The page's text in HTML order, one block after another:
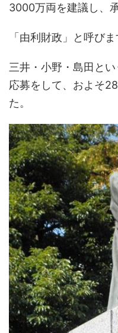
3000万両を建議し、
「由利財政」と呼びま
三井・小野・島田と
応募をして、およそ
た。